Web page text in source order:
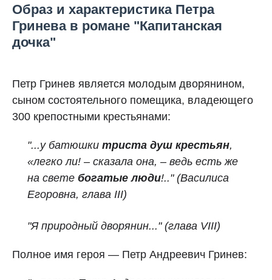
Образ и характеристика Петра
Гринева в романе "Капитанская
дочка"
Петр Гринев является молодым дворянином,
сыном состоятельного помещика, владеющего
300 крепостными крестьянами:
"...у батюшки триста душ крестьян,
«легко ли! – сказала она, – ведь есть же
на свете богатые люди!.." (Василиса
Егоровна, глава III)
"Я природный дворянин..." (глава VIII)
Полное имя героя — Петр Андреевич Гринев: